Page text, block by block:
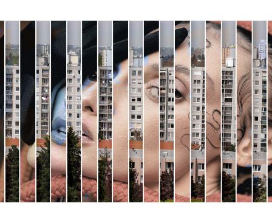
Vše o ČT